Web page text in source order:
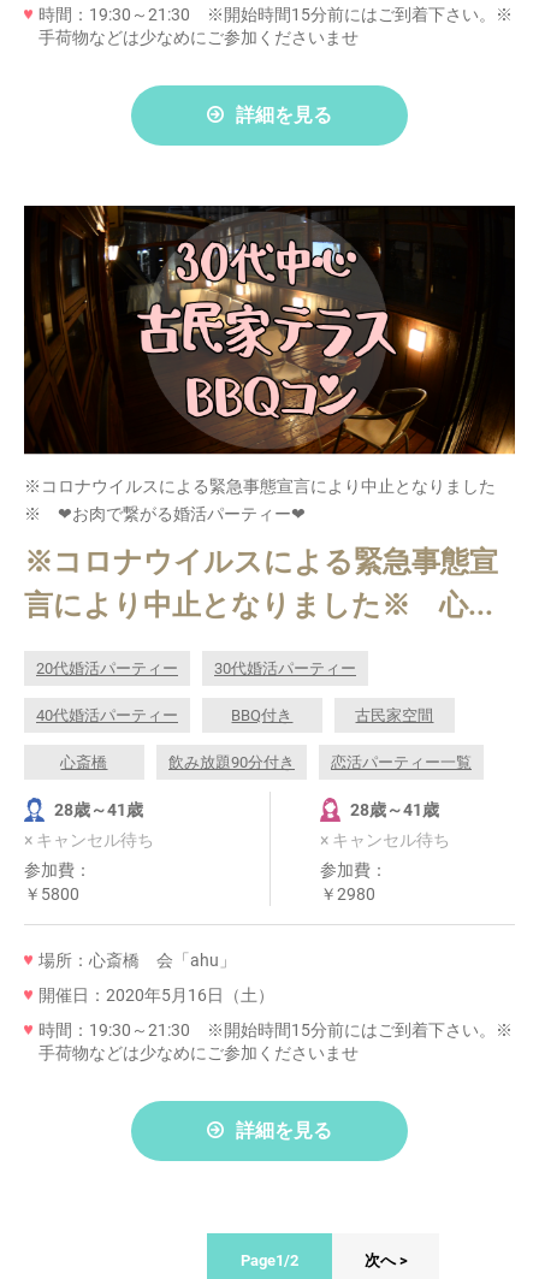
時間：19:30～21:30 ※開始時間15分前にはご到着下さい。※
手荷物などは少なめにご参加くださいませ
詳細を見る
※コロナウイルスによる緊急事態宣言により中止となりました
※ ❤お肉で繋がる婚活パーティー❤
※コロナウイルスによる緊急事態宣
言により中止となりました※ 心...
20代婚活パーティー 30代婚活パーティー
40代婚活パーティー BBQ付き 古民家空間
心斎橋 飲み放題90分付き 恋活パーティー一覧
28歳～41歳
× キャンセル待ち
参加費：
￥5800
28歳～41歳
× キャンセル待ち
参加費：
￥2980
場所：心斎橋 会「ahu」
開催日：2020年5月16日（土）
時間：19:30～21:30 ※開始時間15分前にはご到着下さい。※
手荷物などは少なめにご参加くださいませ
詳細を見る
Page1/2 次へ >